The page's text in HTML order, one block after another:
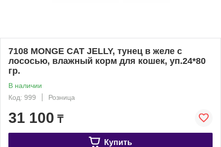
7108 MONGE CAT JELLY, тунец в желе с
лососью, влажный корм для кошек, уп.24*80
гр.
В наличии
Код: 999
Розница
31 100 ₸
Купить